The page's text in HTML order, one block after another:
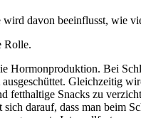
davon beeinflusst, wie
Rolle.
Hormonproduktion. Bei
Gleichzeitig
fetthaltige Snacks zu
darauf, dass man beim